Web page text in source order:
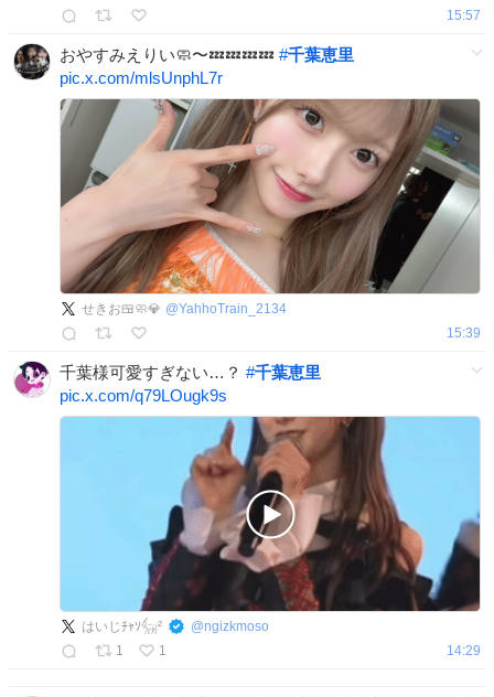
15:57
おやすみえりい🧼〜💤💤💤💤 #千葉恵里
pic.x.com/mlsUnphL7r
せきお🍱🧼💎 @YahhoTrain_2134
15:39
千葉様可愛すぎない…？ #千葉恵里
pic.x.com/q79LOugk9s
はいじﾁｬｿ𓃶² @ngizkmoso
1
1 14:29